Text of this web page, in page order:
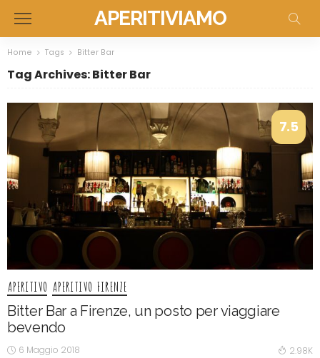
APERITIVIAMO
Home Tags Bitter Bar
Tag Archives: Bitter Bar
7.5
APERITIVO APERITIVO FIRENZE
Bitter Bar a Firenze, un posto per viaggiare
bevendo
6 Maggio 2018 2.98K